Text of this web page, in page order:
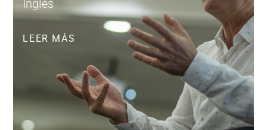
Inglés
LEER MÁS